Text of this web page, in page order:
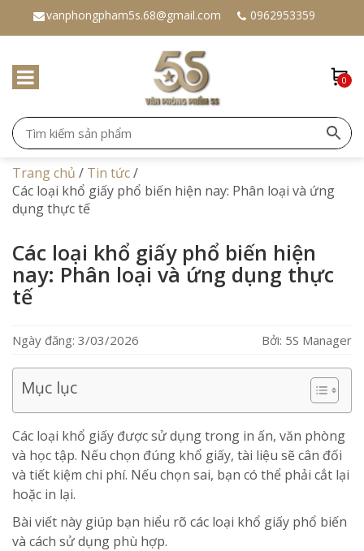
vanphongpham5s.68@gmail.com 0962953359
0
Trang chủ / Tin tức/
Các loại khổ giấy phổ biến hiện nay: Phân loại và ứng
dụng thực tế
Các loại khổ giấy phổ biến hiện
nay: Phân loại và ứng dụng thực
tế
Ngày đăng: 3/03/2026 Bởi: 5S Manager
Mục lục
Các loại khổ giấy được sử dụng trong in ấn, văn phòng
và học tập. Nếu chọn đúng khổ giấy, tài liệu sẽ cân đối
và tiết kiệm chi phí. Nếu chọn sai, bạn có thể phải cắt lại
hoặc in lại.
Bài viết này giúp bạn hiểu rõ các loại khổ giấy phổ biến
và cách sử dụng phù hợp.